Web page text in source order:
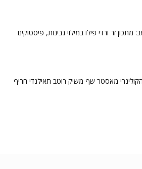
מתכון זר ורדי פילו במילוי גבינות, פיסטוקים
מאסטר שף משיק רוטב תאילנדי חריף